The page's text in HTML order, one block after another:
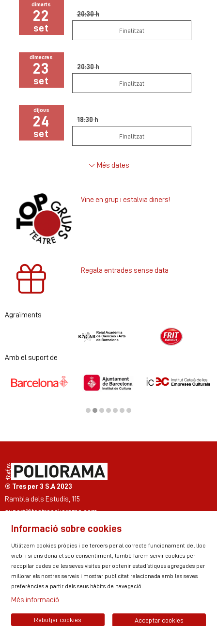
dimarts
22
set
20:30 h
Finalitzat
dimecres
23
set
20:30 h
Finalitzat
dijous
24
set
18:30 h
Finalitzat
Més dates
Vine en grup i estalvia diners!
Regala entrades sense data
Agraïments
Diapositiva 1 de 2
Amb el suport de
© Tres per 3 S.A 2023
Rambla dels Estudis, 115
suport@teatrepoliorama.com
Link a instagram
Link a youtube
Link a twitter
Link a facebook
Link a ticktok
Link a linkedin
Sitemap Avís Legal
Ús de Cookies
Política de privacitat
Informació sobre cookies
Utilitzem cookies pròpies i de tercers per al correcte funcionament del lloc
web, i si ens dona el seu consentiment, també farem servir cookies per
recopilar dades de les seves visites per obtenir estadístiques agregades per
millorar els nostres serveis i mostrar publicitat relacionada amb les seves
preferències a partir dels seus hàbits de navegació.
Més informació
Acceptar cookies
Rebutjar cookies